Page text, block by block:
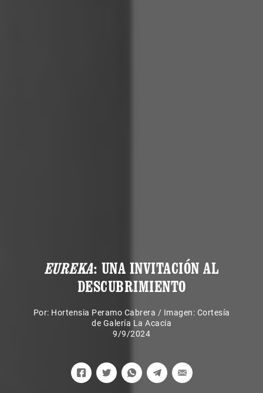
EUREKA: UNA INVITACIÓN AL
DESCUBRIMIENTO
Por: Hortensia Peramo Cabrera / Imagen: Cortesía
de Galería La Acacia
9/9/2024